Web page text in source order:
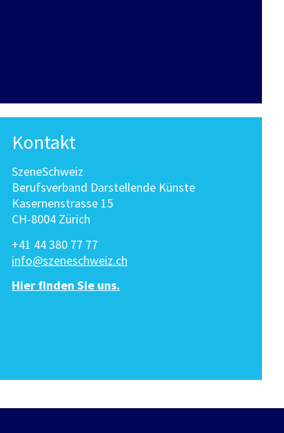
Kontakt
SzeneSchweiz
Berufsverband Darstellende Künste
Kasernenstrasse 15
CH-8004 Zürich
+41 44 380 77 77
info@szeneschweiz.ch
Hier finden Sie uns.